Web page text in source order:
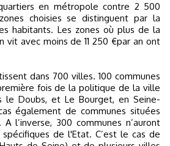
en métropole contre 2 500
choisies se distinguent par la
habitants. Les zones où plus de la
avec moins de 11 250 €par an ont
dans 700 villes. 100 communes
fois de la politique de la ville
le Doubs, et Le Bourget, en Seine-
également de communes situées
l’inverse, 300 communes n’auront
de l'Etat. C’est le cas de